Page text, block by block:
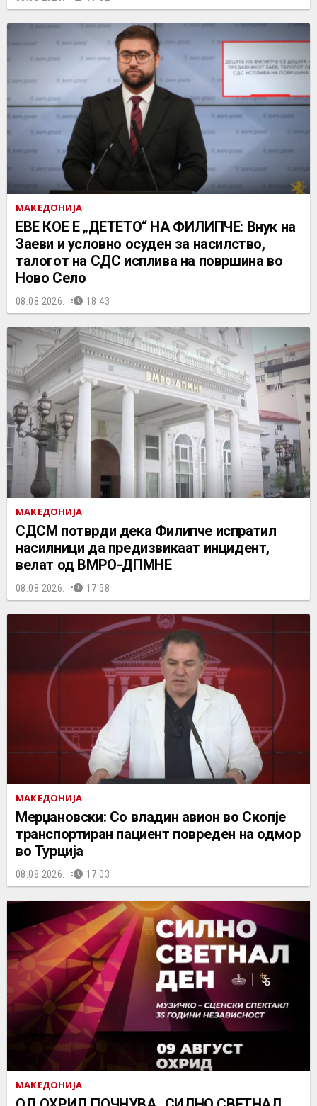
МАКЕДОНИЈА
ЕВЕ КОЕ Е „ДЕТЕТО“ НА ФИЛИПЧЕ: Внук на
Заеви и условно осуден за насилство,
талогот на СДС исплива на површина во
Ново Село
08.08.2026. 18:43
МАКЕДОНИЈА
СДСМ потврди дека Филипче испратил
насилници да предизвикаат инцидент,
велат од ВМРО-ДПМНЕ
08.08.2026. 17:58
МАКЕДОНИЈА
Мерџановски: Со владин авион во Скопје
транспортиран пациент повреден на одмор
во Турција
08.08.2026. 17:03
МАКЕДОНИЈА